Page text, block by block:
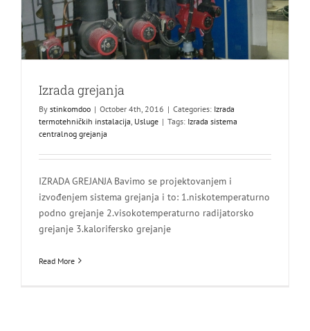
Izrada grejanja
By stinkomdoo | October 4th, 2016 | Categories: Izrada
termotehničkih instalacija Usluge | Tags: Izrada sistema
centralnog grejanja
IZRADA GREJANJA Bavimo se projektovanjem i
izvođenjem sistema grejanja i to: 1.niskotemperaturno
podno grejanje 2.visokotemperaturno radijatorsko
grejanje 3.kalorifersko grejanje
Read More